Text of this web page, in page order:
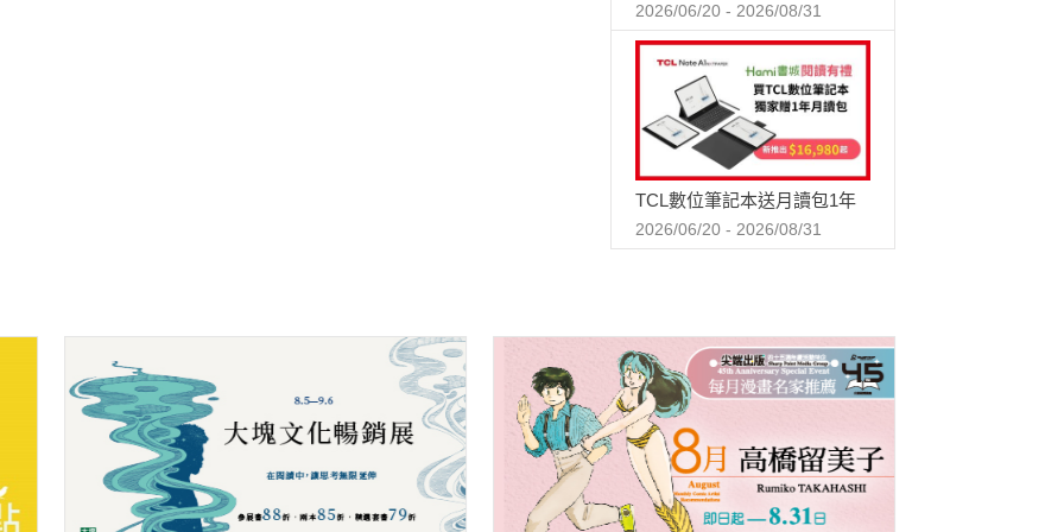
2026/06/20 - 2026/08/31
TCL數位筆記本送月讀包1年
2026/06/20 - 2026/08/31